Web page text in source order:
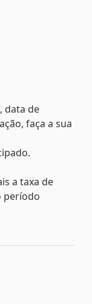
data de
faça a sua
a taxa de
período